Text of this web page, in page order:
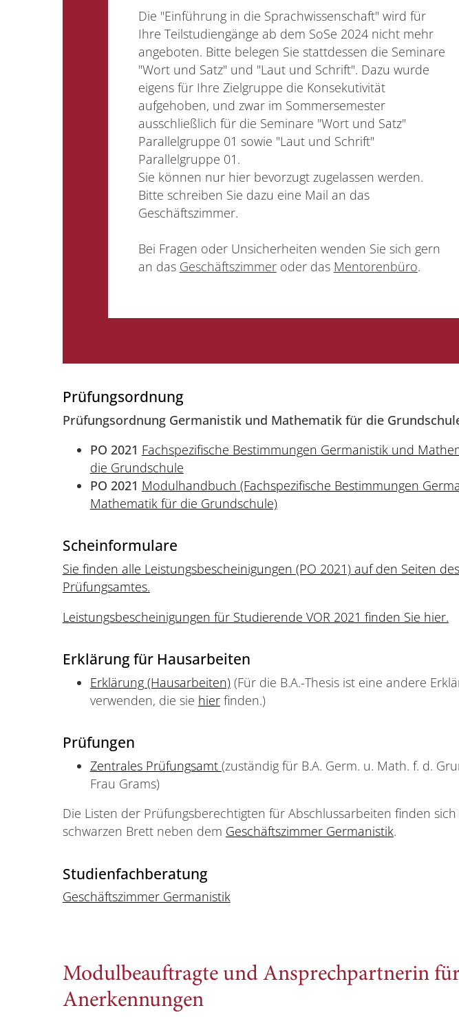
Die "Einführung in die Sprachwissenschaft" wird für
Ihre Teilstudiengänge ab dem SoSe 2024 nicht mehr
angeboten. Bitte belegen Sie stattdessen die Seminare
"Wort und Satz" und "Laut und Schrift". Dazu wurde
eigens für Ihre Zielgruppe die Konsekutivität
aufgehoben, und zwar im Sommersemester
ausschließlich für die Seminare "Wort und Satz"
Parallelgruppe 01 sowie "Laut und Schrift"
Parallelgruppe 01.
Sie können nur hier bevorzugt zugelassen werden.
Bitte schreiben Sie dazu eine Mail an das
Geschäftszimmer.
Bei Fragen oder Unsicherheiten wenden Sie sich gern
an das Geschäftszimmeroder das Mentorenbüro.
Prüfungsordnung
Prüfungsordnung Germanistik und Mathematik für die
PO 2021 Fachspezifische Bestimmungen Germanistik und
die Grundschule
PO 2021 Modulhandbuch (Fachspezifische Bestimmungen
Mathematik für die Grundschule)
Scheinformulare
Sie finden alle Leistungsbescheinigungen (PO 2021) auf den Seiten
Prüfungsamtes.
Leistungsbescheinigungen für Studierende VOR 2021 finden Sie hier.
Erklärung für Hausarbeiten
Erklärung (Hausarbeiten)(Für die B.A.-Thesis ist eine andere
verwenden, die sie hierfinden.)
Prüfungen
Zentrales Prüfungsamt (zuständig für B.A. Germ. u. Math. f. d.
Frau Grams)
Die Listen der Prüfungsberechtigten für Abschlussarbeiten finden sich
schwarzen Brett neben dem Geschäftszimmer Germanistik.
Studienfachberatung
Geschäftszimmer Germanistik
Modulbeauftragte und Ansprechpartnerin
Anerkennungen